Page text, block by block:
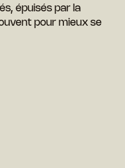
épuisés par la
pour mieux se